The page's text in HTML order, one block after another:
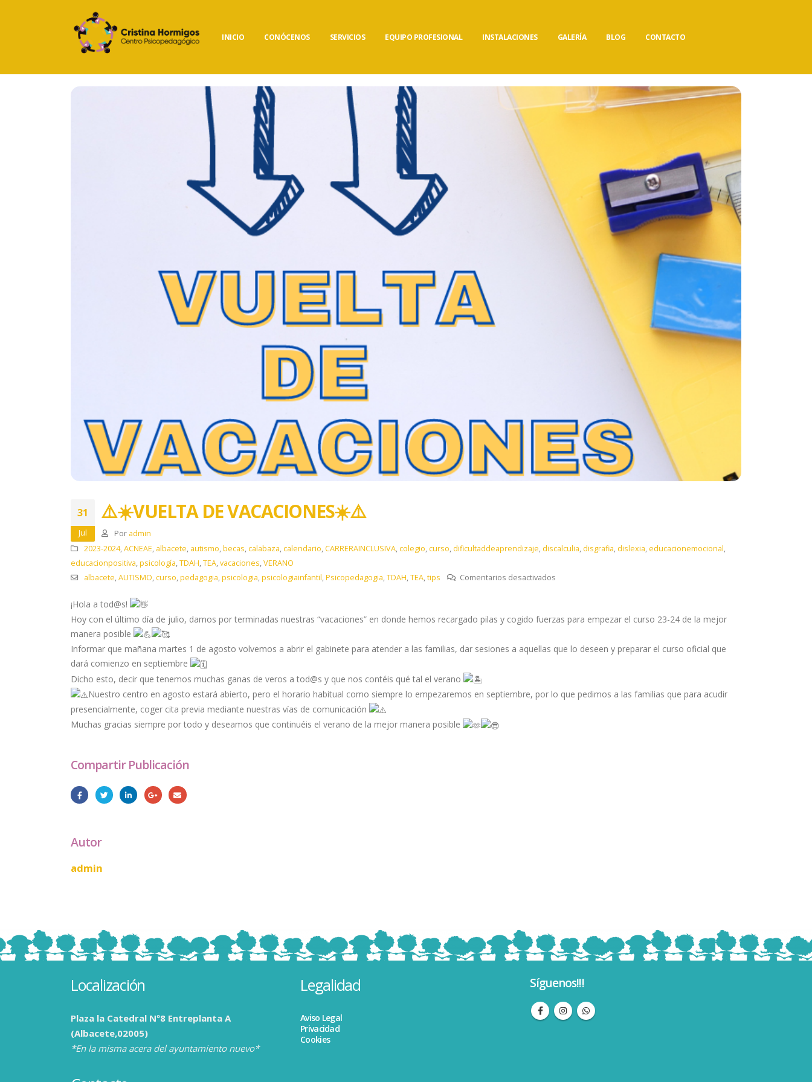
INICIO CONÓCENOS SERVICIOS EQUIPO PROFESIONAL INSTALACIONES GALERÍA BLOG CONTACTO
31
Jul
⚠️☀️ VUELTA DE VACACIONES☀️ ⚠️
Por admin
2023-2024,ACNEAE, albacete, autismo,becas,calabaza,calendario,CARRERAINCLUSIVA,colegio,curso, dificultaddeaprendizaje, discalculia, disgrafia, dislexia,educacionemocional,
educacionpositiva,psicología,TDAH,TEA,vacaciones,VERANO
albacete,AUTISMO,curso,pedagogia,psicologia,psicologiainfantil,Psicopedagogia,TDAH,TEA,tips Comentarios desactivados
VUELTA
VACACIONES
¡Hola a tod@s!
Hoy con el último día de julio, damos por terminadas nuestras “vacaciones” en donde hemos recargado pilas y cogido fuerzas para empezar el curso 23-24 de la mejor
manera posible
Informar que mañana martes 1 de agosto volvemos a abrir el gabinete para atender a las familias, dar sesiones a aquellas que lo deseen y preparar el curso oficial que
dará comienzo en septiembre
Dicho esto, decir que tenemos muchas ganas de veros a tod@s y que nos contéis qué tal el verano
Nuestro centro en agosto estará abierto, pero el horario habitual como siempre lo empezaremos en septiembre, por lo que pedimos a las familias que para acudir
presencialmente, coger cita previa mediante nuestras vías de comunicación
Muchas gracias siempre por todo y deseamos que continuéis el verano de la mejor manera posible
Compartir Publicación
Autor
admin
Localización
Plaza la Catedral Nº8 Entreplanta A
(Albacete,02005)
*En la misma acera del ayuntamiento nuevo*
Legalidad
Aviso Legal
Privacidad
Cookies
Síguenos!!!